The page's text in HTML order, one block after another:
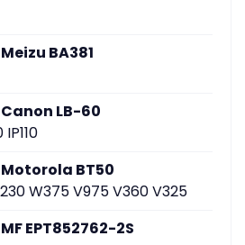
BA381
LB-60
BT50
W375 V975 V360 V325
EPT852762-2S